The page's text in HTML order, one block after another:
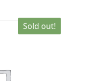
Sold out!